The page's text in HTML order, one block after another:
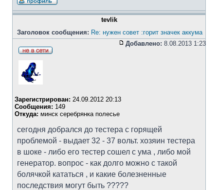
tevlik
Заголовок сообщения: Re: нужен совет :горит значек аккума
Добавлено: 8.08.2013 1:23
Зарегистрирован: 24.09.2012 20:13
Сообщения: 149
Откуда: минск серебрянка полесье
сегодня добрался до тестера с горящей
проблемой - выдает 32 - 37 вольт. хозяин тестера
в шоке - либо его тестер сошел с ума , либо мой
генератор. вопрос - как долго можно с такой
болячкой кататься , и какие болезненные
последствия могут быть ?????